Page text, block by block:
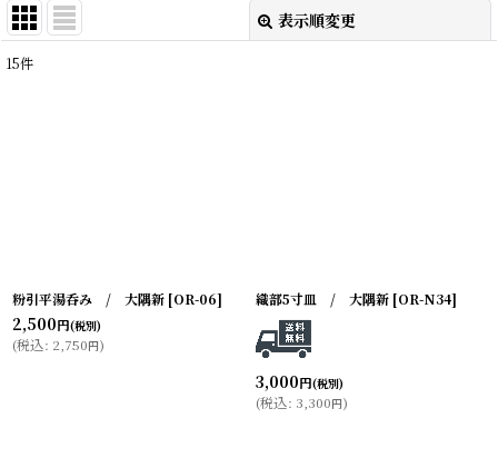
表示順変更
15件
粉引平湯呑み / 大隅新 [OR-06]
2,500円(税別)
(税込: 2,750円)
織部5寸皿 / 大隅新 [OR-N34]
3,000円(税別)
(税込: 3,300円)